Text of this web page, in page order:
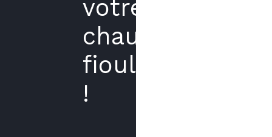
votre
chaudière
fioul
!